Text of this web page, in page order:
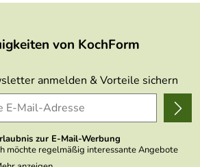
von KochForm
anmelden & Vorteile sichern
zur E-Mail-Werbung
möchte regelmäßig interessante Angebote
E-Mail erhalten. Meine E-Mail-Adresse wird